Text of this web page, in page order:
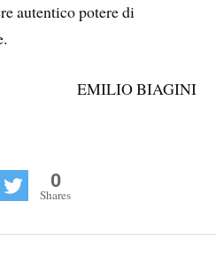
autentico potere di
EMILIO BIAGINI
0
Shares